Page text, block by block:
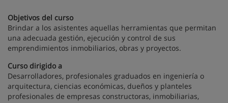
Objetivos del curso
Brindar a los asistentes aquellas herramientas que permitan
una adecuada gestión, ejecución y control de sus
emprendimientos inmobiliarios, obras y proyectos.
Curso dirigido a
Desarrolladores, profesionales graduados en ingeniería o
arquitectura, ciencias económicas, dueños y planteles
profesionales de empresas constructoras, inmobiliarias,